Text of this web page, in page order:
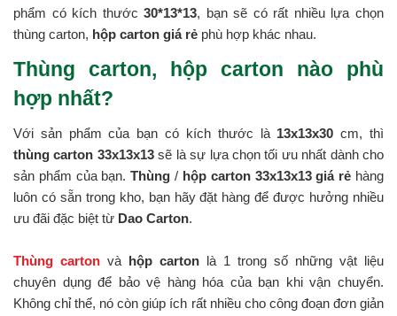
phẩm có kích thước30*13*13, bạn sẽ có rất nhiều lựa chọn
thùng carton, hộp carton giá rẻ phù hợp khác nhau.
Thùng carton, hộp carton nào phù
hợp nhất?
Với sản phẩm của bạn có kích thước là 13x13x30cm, thì
thùng carton 33x13x13sẽ là sự lựa chọn tối ưu nhất dành cho
sản phẩm của bạn.Thùng/ hộp carton 33x13x13 giá rẻ hàng
luôn có sẵn trong kho, bạn hãy đặt hàng để được hưởng nhiều
ưu đãi đặc biệt từ Dao Carton.
Thùng carton và hộp carton là 1 trong số những vật liệu
chuyên dụng để bảo vệ hàng hóa của bạn khi vận chuyển.
Không chỉ thế, nó còn giúp ích rất nhiều cho công đoạn đơn giản